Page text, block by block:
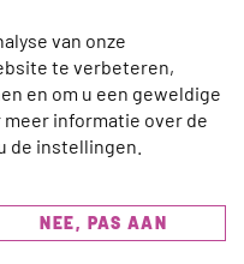
ter wereld
gaat gebruiken.
en robotica zijn […]
van onze
te verbeteren,
en om u een geweldige
informatie over de
de instellingen.
NEE, PAS AAN